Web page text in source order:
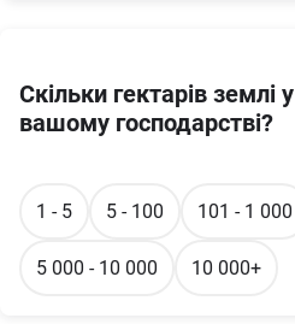
Скільки гектарів землі у
вашому господарстві?
1 - 5 5 - 100 101 - 1 000
5 000 - 10 000 10 000+